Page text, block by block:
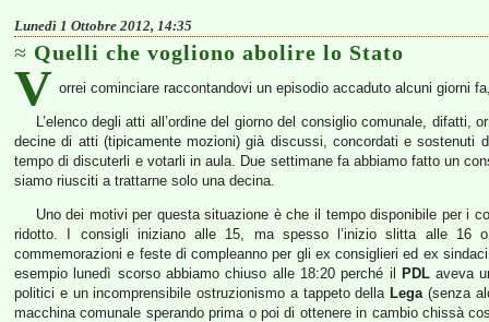
Lunedì 1 Ottobre 2012, 14:35
Quelli che vogliono abolire lo Stato
V orrei cominciare raccontandovi un episodio accaduto alcuni giorni
L’elenco degli atti all’ordine del giorno del consiglio comunale, difatti,
decine di atti (tipicamente mozioni) già discussi, concordati e
tempo di discuterli e votarli in aula. Due settimane fa abbiamo fatto un
siamo riusciti a trattarne solo una decina.
Uno dei motivi per questa situazione è che il tempo disponibile per i
ridotto. I consigli iniziano alle 15, ma spesso l’inizio slitta alle 16
commemorazioni e feste di compleanno per gli ex consiglieri ed ex
esempio lunedì scorso abbiamo chiuso alle 18:20 perché il
PDLaveva
politici e un incomprensibile ostruzionismo a tappeto della Lega(senza
macchina comunale sperando prima o poi di ottenere in cambio chissà